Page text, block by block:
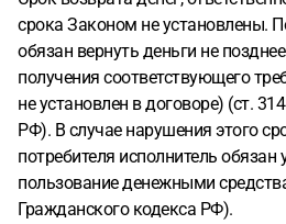
срока Законом не установлены.
обязан вернуть деньги не
получения соответствующего
не установлен в договоре) (ст.
РФ). В случае нарушения этого
потребителя исполнитель обязан
пользование денежными
Гражданского кодекса РФ).